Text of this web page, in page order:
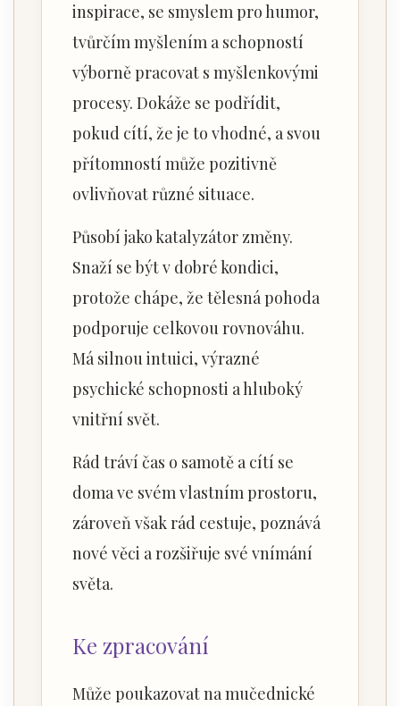
inspirace, se smyslem pro humor,
tvůrčím myšlením a schopností
výborně pracovat s myšlenkovými
procesy. Dokáže se podřídit,
pokud cítí, že je to vhodné, a svou
přítomností může pozitivně
ovlivňovat různé situace.
Působí jako katalyzátor změny.
Snaží se být v dobré kondici,
protože chápe, že tělesná pohoda
podporuje celkovou rovnováhu.
Má silnou intuici, výrazné
psychické schopnosti a hluboký
vnitřní svět.
Rád tráví čas o samotě a cítí se
doma ve svém vlastním prostoru,
zároveň však rád cestuje, poznává
nové věci a rozšiřuje své vnímání
světa.
Ke zpracování
Může poukazovat na mučednické